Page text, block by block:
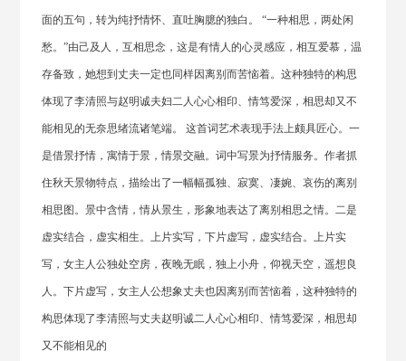
面的五句，转为纯抒情怀、直吐胸臆的独白。 “一种相思，两处闲
愁。”由己及人，互相思念，这是有情人的心灵感应，相互爱慕，温
存备致，她想到丈夫一定也同样因离别而苦恼着。这种独特的构思
体现了李清照与赵明诚夫妇二人心心相印、情笃爱深，相思却又不
能相见的无奈思绪流诸笔端。 这首词艺术表现手法上颇具匠心。一
是借景抒情，寓情于景，情景交融。词中写景为抒情服务。作者抓
住秋天景物特点，描绘出了一幅幅孤独、寂寞、凄婉、哀伤的离别
相思图。景中含情，情从景生，形象地表达了离别相思之情。二是
虚实结合，虚实相生。上片实写，下片虚写，虚实结合。上片实
写，女主人公独处空房，夜晚无眠，独上小舟，仰视天空，遥想良
人。下片虚写，女主人公想象丈夫也因离别而苦恼着，这种独特的
构思体现了李清照与丈夫赵明诚二人心心相印、情笃爱深，相思却
又不能相见的